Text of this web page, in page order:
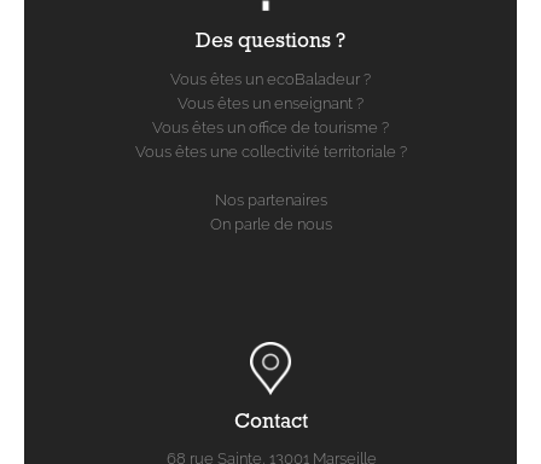
Des questions ?
Vous êtes un ecoBaladeur ?
Vous êtes un enseignant ?
Vous êtes un office de tourisme ?
Vous êtes une collectivité territoriale ?
Nos partenaires
On parle de nous
Contact
68 rue Sainte, 13001 Marseille